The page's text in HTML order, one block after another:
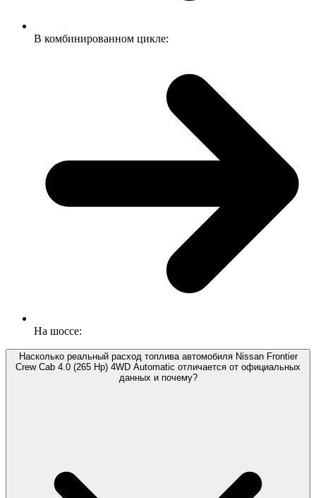
В комбинированном цикле:
На шоссе:
Насколько реальный расход топлива автомобиля Nissan Frontier
Crew Cab 4.0 (265 Hp) 4WD Automatic отличается от официальных
данных и почему?